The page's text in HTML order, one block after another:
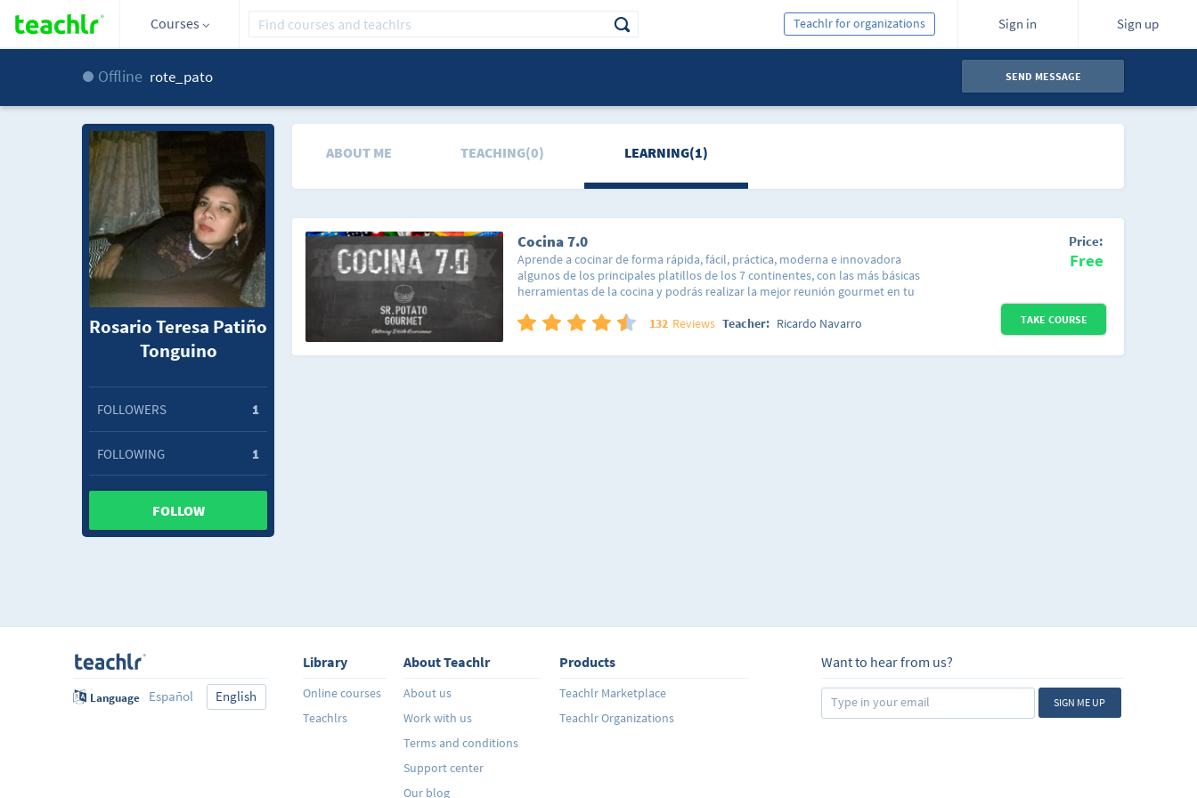
Courses Sign in Sign up
Teachlr for organizations
Offline rote_pato SEND MESSAGE
Rosario Teresa Patiño
Tonguino
FOLLOWERS 1
FOLLOWING 1
FOLLOW
ABOUT ME TEACHING(0) LEARNING(1)
Cocina 7.0
Aprende a cocinar de forma rápida, fácil, práctica, moderna e innovadora
algunos de los principales platillos de los 7 continentes, con las más básicas
herramientas de la cocina y podrás realizar la mejor reunión gourmet en tu
hamburguesas, pastas, pizzas, pinchos, entre muchas otras cosas con
creativa para abrirte la mente y logrando que tu también inventes y
132 Reviews Teacher: Ricardo Navarro
Price:
Free
TAKE COURSE
Language Español English
Library
Online courses
Teachlrs
About Teachlr
About us
Work with us
Terms and conditions
Support center
Our blog
Products
Teachlr Marketplace
Teachlr Organizations
Want to hear from us?
SIGN ME UP